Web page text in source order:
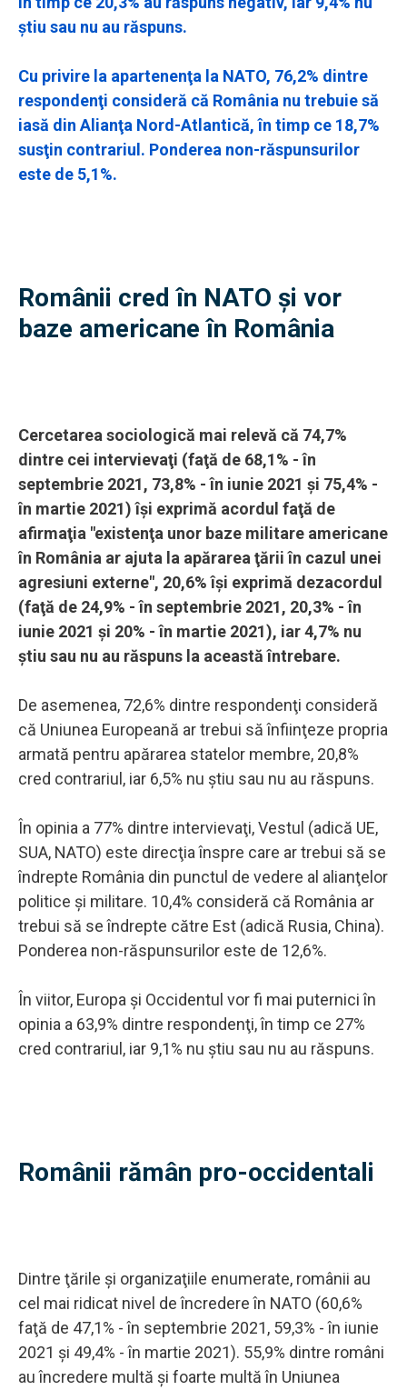
ştiu sau nu au răspuns.
Cu privire la apartenenţa la NATO, 76,2% dintre
respondenţi consideră că România nu trebuie să
iasă din Alianţa Nord-Atlantică, în timp ce 18,7%
susţin contrariul. Ponderea non-răspunsurilor
este de 5,1%.
Românii cred în NATO și vor
baze americane în România
Cercetarea sociologică mai relevă că 74,7%
dintre cei intervievaţi (faţă de 68,1% - în
septembrie 2021, 73,8% - în iunie 2021 şi 75,4% -
în martie 2021) îşi exprimă acordul faţă de
afirmaţia "existenţa unor baze militare americane
în România ar ajuta la apărarea ţării în cazul unei
agresiuni externe", 20,6% îşi exprimă dezacordul
(faţă de 24,9% - în septembrie 2021, 20,3% - în
iunie 2021 şi 20% - în martie 2021), iar 4,7% nu
ştiu sau nu au răspuns la această întrebare.
De asemenea, 72,6% dintre respondenţi consideră
că Uniunea Europeană ar trebui să înfiinţeze propria
armată pentru apărarea statelor membre, 20,8%
cred contrariul, iar 6,5% nu ştiu sau nu au răspuns.
În opinia a 77% dintre intervievaţi, Vestul (adică UE,
SUA, NATO) este direcţia înspre care ar trebui să se
îndrepte România din punctul de vedere al alianţelor
politice şi militare. 10,4% consideră că România ar
trebui să se îndrepte către Est (adică Rusia, China).
Ponderea non-răspunsurilor este de 12,6%.
În viitor, Europa şi Occidentul vor fi mai puternici în
opinia a 63,9% dintre respondenţi, în timp ce 27%
cred contrariul, iar 9,1% nu ştiu sau nu au răspuns.
Românii rămân pro-occidentali
Dintre ţările şi organizaţiile enumerate, românii au
cel mai ridicat nivel de încredere în NATO (60,6%
faţă de 47,1% - în septembrie 2021, 59,3% - în iunie
2021 şi 49,4% - în martie 2021). 55,9% dintre români
au încredere multă şi foarte multă în Uniunea